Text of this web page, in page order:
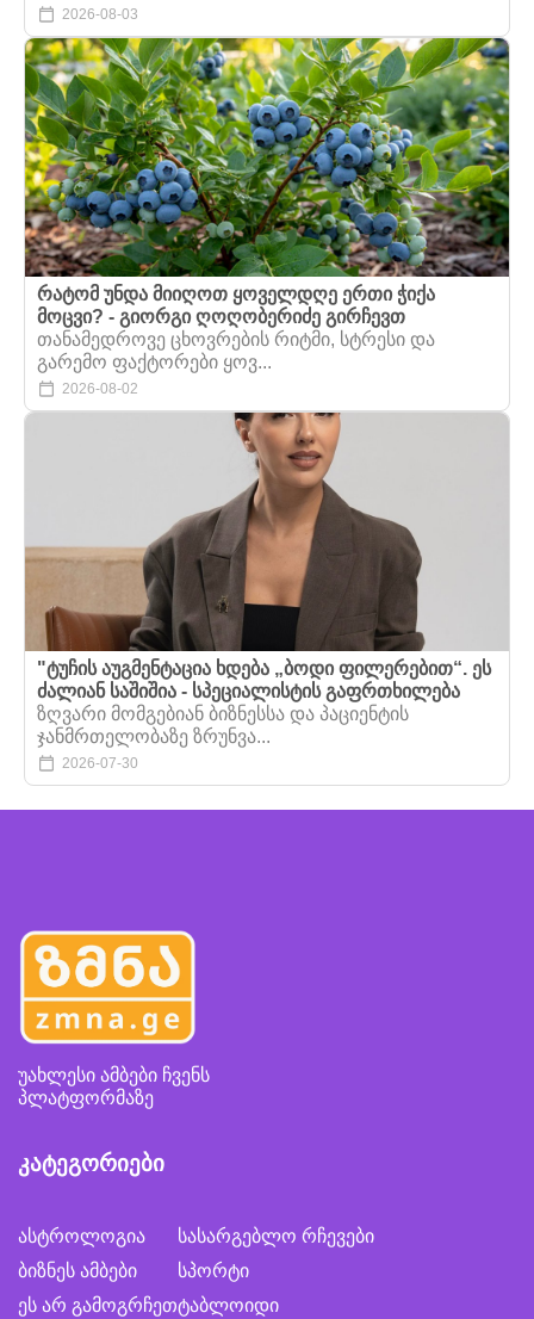
2026-08-03
რატომ უნდა მიიღოთ ყოველდღე ერთი ჭიქა
მოცვი? - გიორგი ღოღობერიძე გირჩევთ
თანამედროვე ცხოვრების რიტმი, სტრესი და
გარემო ფაქტორები ყოვ...
2026-08-02
"ტუჩის აუგმენტაცია ხდება „ბოდი ფილერებით“. ეს
ძალიან საშიშია - სპეციალისტის გაფრთხილება
ზღვარი მომგებიან ბიზნესსა და პაციენტის
ჯანმრთელობაზე ზრუნვა...
2026-07-30
უახლესი ამბები ჩვენს
პლატფორმაზე
კატეგორიები
ასტროლოგია
ბიზნეს ამბები
ეს არ გამოგრჩეთ
სასარგებლო რჩევები
სპორტი
ტაბლოიდი